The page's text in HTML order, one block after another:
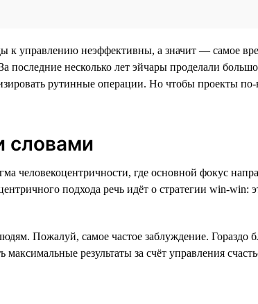
к управлению неэффективны, а значит — самое
несколько лет эйчары проделали
рутинные операции. Но чтобы проекты
словами
человекоцентричности, где основной фокус
подхода речь идёт о стратегии win-win:
Пожалуй, самое частое заблуждение. Гораздо
результаты за счёт управления